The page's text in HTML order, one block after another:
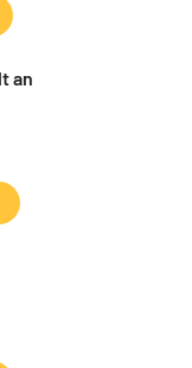
an